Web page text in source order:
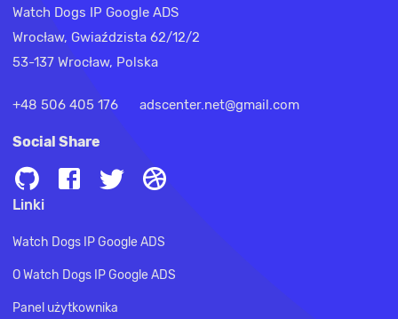
Watch Dogs IP Google ADS
Wrocław, Gwiaździsta 62/12/2
53-137 Wrocław, Polska
+48 506 405 176 adscenter.net@gmail.com
Social Share
Linki
Watch Dogs IP Google ADS
O Watch Dogs IP Google ADS
Panel użytkownika